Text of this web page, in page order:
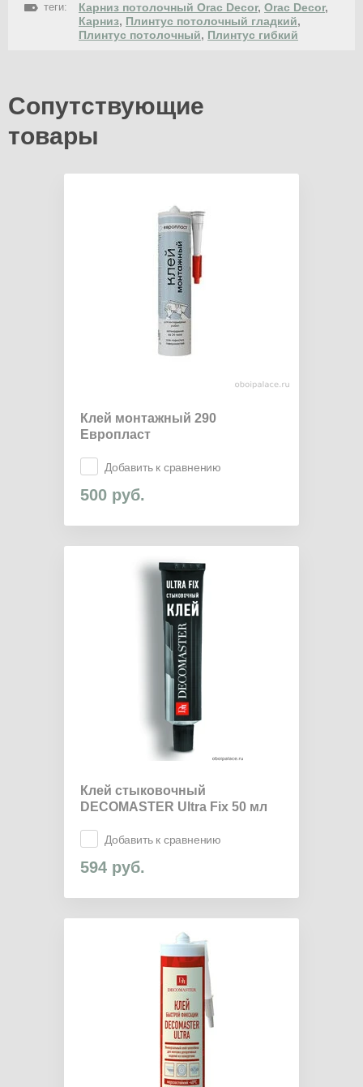
теги: Карниз потолочный Orac Decor, Orac Decor,
Карниз, Плинтус потолочный гладкий,
Плинтус потолочный, Плинтус гибкий
Сопутствующие
товары
Клей монтажный 290
Европласт
Добавить к сравнению
500 руб.
Клей стыковочный
DECOMASTER Ultra Fix 50 мл
Добавить к сравнению
594 руб.